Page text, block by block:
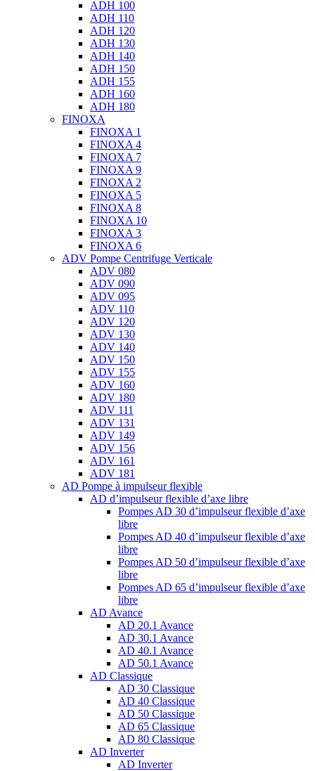
ADH 100
ADH 110
ADH 120
ADH 130
ADH 140
ADH 150
ADH 155
ADH 160
ADH 180
FINOXA
FINOXA 1
FINOXA 4
FINOXA 7
FINOXA 9
FINOXA 2
FINOXA 5
FINOXA 8
FINOXA 10
FINOXA 3
FINOXA 6
ADV Pompe Centrifuge Verticale
ADV 080
ADV 090
ADV 095
ADV 110
ADV 120
ADV 130
ADV 140
ADV 150
ADV 155
ADV 160
ADV 180
ADV 111
ADV 131
ADV 149
ADV 156
ADV 161
ADV 181
AD Pompe à impulseur flexible
AD d’impulseur flexible d’axe libre
Pompes AD 30 d’impulseur flexible d’axe
libre
Pompes AD 40 d’impulseur flexible d’axe
libre
Pompes AD 50 d’impulseur flexible d’axe
libre
Pompes AD 65 d’impulseur flexible d’axe
libre
AD Avance
AD 20.1 Avance
AD 30.1 Avance
AD 40.1 Avance
AD 50.1 Avance
AD Classique
AD 30 Classique
AD 40 Classique
AD 50 Classique
AD 65 Classique
AD 80 Classique
AD Inverter
AD Inverter